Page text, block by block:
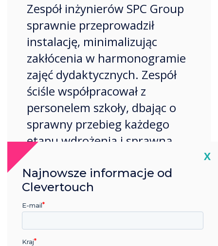
Zespół inżynierów SPC Group
sprawnie przeprowadził
instalację, minimalizując
zakłócenia w harmonogramie
zajęć dydaktycznych. Zespół
ściśle współpracował z
personelem szkoły, dbając o
sprawny przebieg każdego
etapu wdrożenia i sprawną
komunikację.
Zespół pozostawił wszystkie
pomieszczenia czyste, w pełni
sprawne i gotowe do
natychmiastowego użytku.
X
Najnowsze informacje od
Clevertouch
E-mail
Kraj